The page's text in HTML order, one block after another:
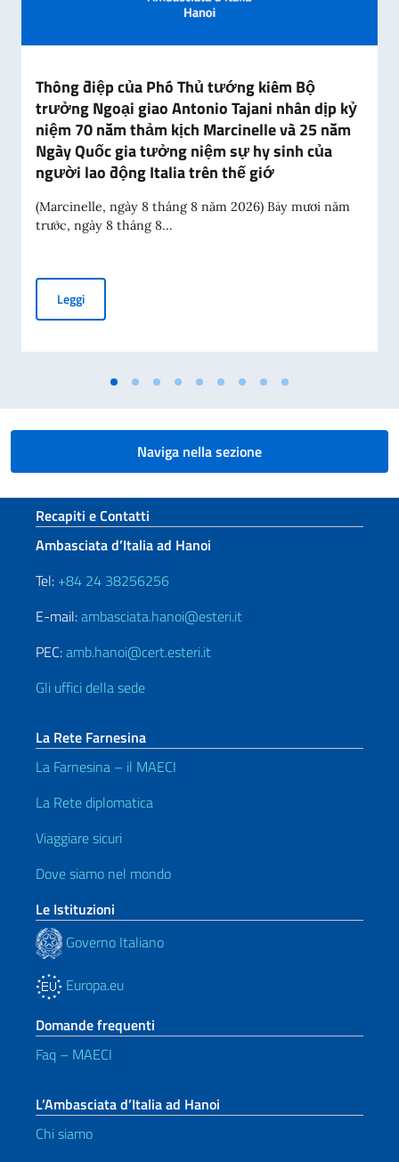
Thông điệp của Phó Thủ tướng kiêm Bộ
trưởng Ngoại giao Antonio Tajani nhân dịp kỷ
niệm 70 năm thảm kịch Marcinelle và 25 năm
Ngày Quốc gia tưởng niệm sự hy sinh của
người lao động Italia trên thế giớ
(Marcinelle, ngày 8 tháng 8 năm 2026) Bảy mươi năm
trước, ngày 8 tháng 8...
LeggiThông điệp của Phó Thủ tướng kiêm Bộ trưởng Ngoại
Naviga nella sezione
Sezione footer
Recapiti e Contatti
Ambasciata d’Italia ad Hanoi
Tel: +84 24 38256256
E-mail:ambasciata.hanoi@esteri.it
PEC:amb.hanoi@cert.esteri.it
Gli uffici della sede
La Rete Farnesina
La Farnesina – il MAECI
La Rete diplomatica
Viaggiare sicuri
Dove siamo nel mondo
Le Istituzioni
Governo Italiano
Europa.eu
Domande frequenti
Faq – MAECI
L’Ambasciata d’Italia ad Hanoi
Chi siamo